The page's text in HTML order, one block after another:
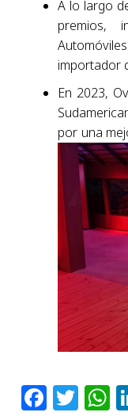
A lo largo
premios,
importador
En 2023,
por una